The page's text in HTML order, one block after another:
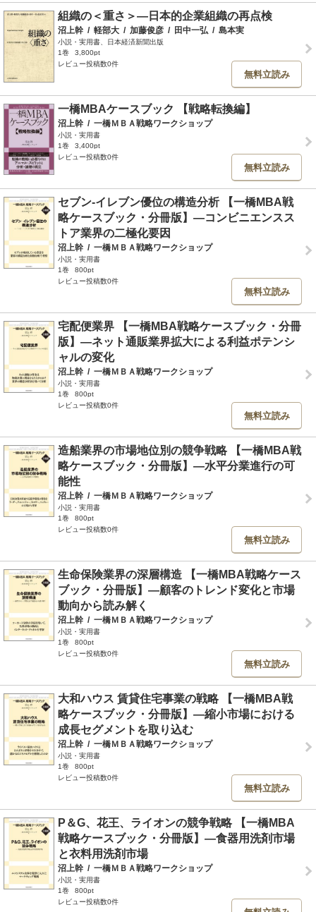
組織の＜重さ＞―日本的企業組織の再点検
沼上幹 / 軽部大 / 加藤俊彦 / 田中一弘 / 島本実
小説・実用書、日本経済新聞出版
1巻
3,800pt
レビュー投稿数0件
無料立読み
一橋MBAケースブック 【戦略転換編】
沼上幹 / 一橋ＭＢＡ戦略ワークショップ
小説・実用書
1巻
3,400pt
レビュー投稿数0件
無料立読み
セブン‐イレブン優位の構造分析 【一橋MBA戦
略ケースブック・分冊版】―コンビニエンスス
トア業界の二極化要因
沼上幹 / 一橋ＭＢＡ戦略ワークショップ
小説・実用書
1巻
800pt
レビュー投稿数0件
無料立読み
宅配便業界 【一橋MBA戦略ケースブック・分冊
版】―ネット通販業界拡大による利益ポテンシ
ャルの変化
沼上幹 / 一橋ＭＢＡ戦略ワークショップ
小説・実用書
1巻
800pt
レビュー投稿数0件
無料立読み
造船業界の市場地位別の競争戦略 【一橋MBA戦
略ケースブック・分冊版】―水平分業進行の可
能性
沼上幹 / 一橋ＭＢＡ戦略ワークショップ
小説・実用書
1巻
800pt
レビュー投稿数0件
無料立読み
生命保険業界の深層構造 【一橋MBA戦略ケース
ブック・分冊版】―顧客のトレンド変化と市場
動向から読み解く
沼上幹 / 一橋ＭＢＡ戦略ワークショップ
小説・実用書
1巻
800pt
レビュー投稿数0件
無料立読み
大和ハウス 賃貸住宅事業の戦略 【一橋MBA戦
略ケースブック・分冊版】―縮小市場における
成長セグメントを取り込む
沼上幹 / 一橋ＭＢＡ戦略ワークショップ
小説・実用書
1巻
800pt
レビュー投稿数0件
無料立読み
P＆G、花王、ライオンの競争戦略 【一橋MBA
戦略ケースブック・分冊版】―食器用洗剤市場
と衣料用洗剤市場
沼上幹 / 一橋ＭＢＡ戦略ワークショップ
小説・実用書
1巻
800pt
レビュー投稿数0件